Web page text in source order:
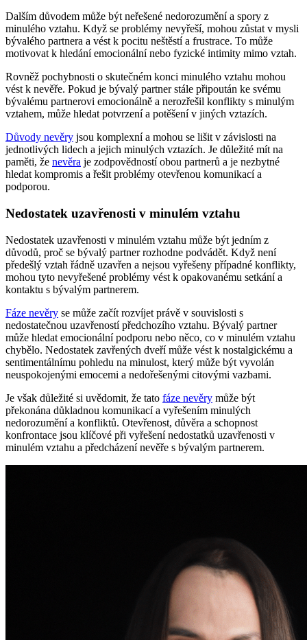
Dalším důvodem může být neřešené nedorozumění a spory z
minulého vztahu. Když se problémy nevyřeší, mohou zůstat v mysli
bývalého partnera a vést k pocitu neštěstí a frustrace. To může
motivovat k hledání emocionální nebo fyzické intimity mimo vztah.
Rovněž pochybnosti o skutečném konci minulého vztahu mohou
vést k nevěře. Pokud je bývalý partner stále připoután ke svému
bývalému partnerovi emocionálně a nerozřešil konflikty s minulým
vztahem, může hledat potvrzení a potěšení v jiných vztazích.
Důvody nevěry jsou komplexní a mohou se lišit v závislosti na
jednotlivých lidech a jejich minulých vztazích. Je důležité mít na
paměti, že nevěra je zodpovědností obou partnerů a je nezbytné
hledat kompromis a řešit problémy otevřenou komunikací a
podporou.
Nedostatek uzavřenosti v minulém vztahu
Nedostatek uzavřenosti v minulém vztahu může být jedním z
důvodů, proč se bývalý partner rozhodne podvádět. Když není
předešlý vztah řádně uzavřen a nejsou vyřešeny případné konflikty,
mohou tyto nevyřešené problémy vést k opakovanému setkání a
kontaktu s bývalým partnerem.
Fáze nevěry se může začít rozvíjet právě v souvislosti s
nedostatečnou uzavřeností předchozího vztahu. Bývalý partner
může hledat emocionální podporu nebo něco, co v minulém vztahu
chybělo. Nedostatek zavřených dveří může vést k nostalgickému a
sentimentálnímu pohledu na minulost, který může být vyvolán
neuspokojenými emocemi a nedořešenými citovými vazbami.
Je však důležité si uvědomit, že tato fáze nevěry může být
překonána důkladnou komunikací a vyřešením minulých
nedorozumění a konfliktů. Otevřenost, důvěra a schopnost
konfrontace jsou klíčové při vyřešení nedostatků uzavřenosti v
minulém vztahu a předcházení nevěře s bývalým partnerem.